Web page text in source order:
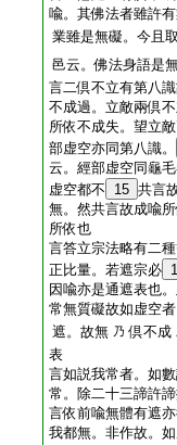
喩。其佛法者雖許
業雖是無礙。今且
邑云。佛法身語是
言二倶不立有第八
不成過。立敵兩倶
所依不成失。望立
部虚空亦同第八識。
云。經部虚空同龜
虚空都不
15 共言
無。然共言故成喩
所依也
言答立宗法略有二
正比量。若遮宗必
因喩亦是通遮表也
常無質礙故如虚空
遮。故無 乃 倶不成
表
言如説我常者。如
常。除二十三諦許
言依前喩無體有遮
我都無。非作故。